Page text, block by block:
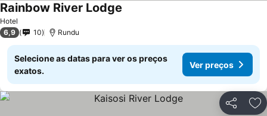
Hotel
Rainbow River Lodge
6,9 10 Rundu
Selecione as datas para ver os preços
exatos.
Ver preços
Partilhar